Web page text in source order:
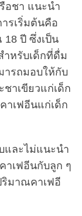
อชา แนะนำ
รเริ่มต้นคือ
ปี ซึ่งเป็น
ำหรับเด็กที่ดื่ม
ารถมอบให้กับ
าเขียวแก่เด็ก
าเฟอีนแก่เด็ก
และไม่แนะนำ
าเฟอีนกับลูก ๆ
มาณคาเฟอี